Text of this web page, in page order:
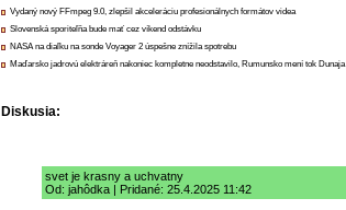
Vydaný nový FFmpeg 9.0, zlepšil akceleráciu profesionálnych formátov videa
Slovenská sporiteľňa bude mať cez víkend odstávku
NASA na diaľku na sonde Voyager 2 úspešne znížila spotrebu
Maďarsko jadrovú elektráreň nakoniec kompletne neodstavilo, Rumunsko mení tok Dunaja
Diskusia:
svet je krasny a uchvatny
Od: jahôdka | Pridané: 25.4.2025 11:42